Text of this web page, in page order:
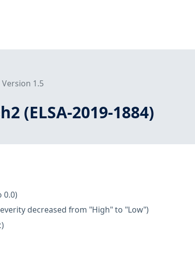
Version 1.5
(ELSA-2019-1884)
0.0)
decreased from "High" to "Low")